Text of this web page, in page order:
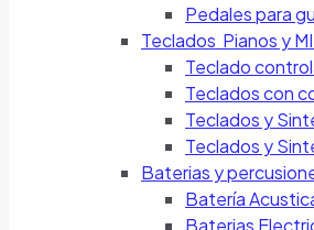
Pedales para
Teclados Pianos y
Teclado
Teclados con
Teclados y
Teclados y
Baterias y
Batería
Baterias